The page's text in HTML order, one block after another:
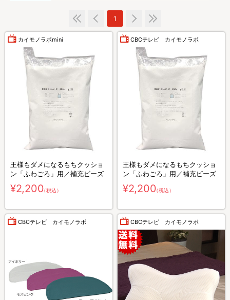
1
カイモノラボmini
王様もダメになるもちクッショ
ン「ふわごろ」用／補充ビーズ
¥2,200（税込）
CBCテレビ カイモノラボ
王様もダメになるもちクッショ
ン「ふわごろ」用／補充ビーズ
¥2,200（税込）
CBCテレビ カイモノラボ CBCテレビ カイモノラボ